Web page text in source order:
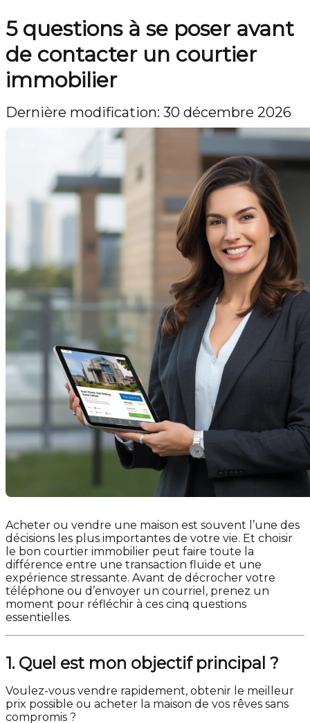
5 questions à se poser avant
de contacter un courtier
immobilier
Dernière modification: 30 décembre 2026
Acheter ou vendre une maison est souvent l’une des
décisions les plus importantes de votre vie. Et choisir
le bon courtier immobilier peut faire toute la
différence entre une transaction fluide et une
expérience stressante. Avant de décrocher votre
téléphone ou d’envoyer un courriel, prenez un
moment pour réfléchir à ces cinq questions
essentielles.
1. Quel est mon objectif principal ?
Voulez-vous vendre rapidement, obtenir le meilleur
prix possible ou acheter la maison de vos rêves sans
compromis ?